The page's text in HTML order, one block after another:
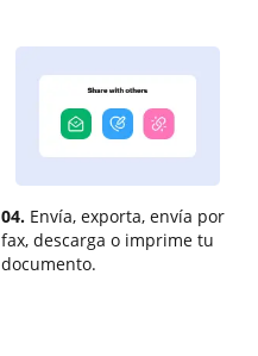
04. Envía, exporta, envía por
fax, descarga o imprime tu
documento.